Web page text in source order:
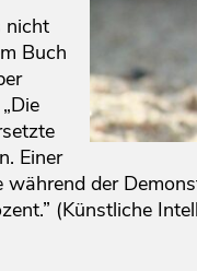
nicht
Buch
Einer
während der
(Künstliche